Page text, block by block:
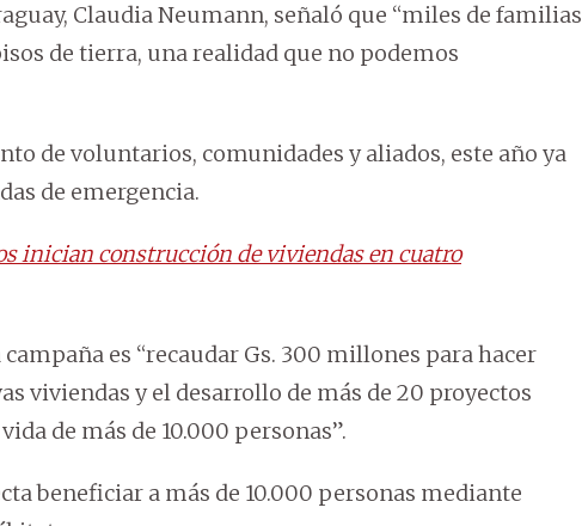
Claudia Neumann, señaló que “miles de familias
de tierra, una realidad que no podemos
de voluntarios, comunidades y aliados, este año ya
de emergencia.
inician construcción de viviendas en cuatro
es “recaudar Gs. 300 millones para hacer
viviendas y el desarrollo de más de 20 proyectos
de más de 10.000 personas”.
beneficiar a más de 10.000 personas mediante